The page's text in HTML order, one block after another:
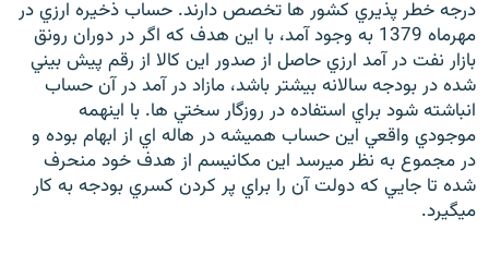
درجه خطر پذيري کشور ها تخصص دارند. حساب ذخيره ارزي در
مهرماه 1379 به وجود آمد، با اين هدف که اگر در دوران رونق
بازار نفت در آمد ارزي حاصل از صدور اين کالا از رقم پيش بيني
شده در بودجه سالانه بيشتر باشد، مازاد در آمد در آن حساب
انباشته شود براي استفاده در روزگار سختي ها. با اينهمه
موجودي واقعي اين حساب هميشه در هاله اي از ابهام بوده و
در مجموع به نظر ميرسد اين مکانيسم از هدف خود منحرف
شده تا جايي که دولت آن را براي پر کردن کسري بودجه به کار
ميگيرد.